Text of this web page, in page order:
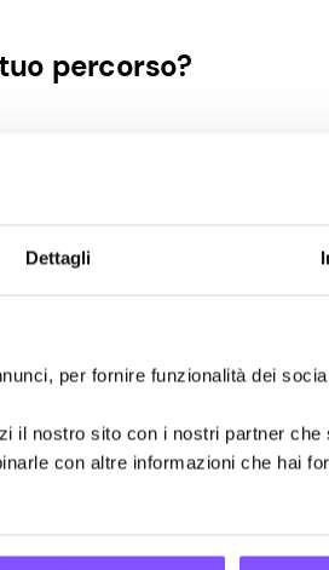
Dettagli
per fornire funzionalità dei
il nostro sito con i nostri partner
con altre informazioni che hai
percorso?
di gioco.
guadagni?
uno shock totale per me. Stavo
metodo di